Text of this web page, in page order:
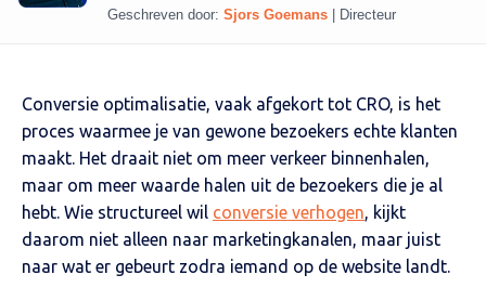
Geschreven door: Sjors Goemans | Directeur
Conversie optimalisatie, vaak afgekort tot CRO, is het
proces waarmee je van gewone bezoekers echte klanten
maakt. Het draait niet om meer verkeer binnenhalen,
maar om meer waarde halen uit de bezoekers die je al
hebt. Wie structureel wil conversie verhogen, kijkt
daarom niet alleen naar marketingkanalen, maar juist
naar wat er gebeurt zodra iemand op de website landt.